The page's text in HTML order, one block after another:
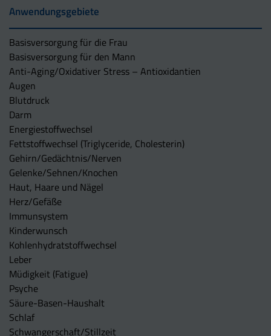
Anwendungsgebiete
Basisversorgung für die Frau
Basisversorgung für den Mann
Anti-Aging/Oxidativer Stress – Antioxidantien
Augen
Blutdruck
Darm
Energiestoffwechsel
Fettstoffwechsel (Triglyceride, Cholesterin)
Gehirn/Gedächtnis/Nerven
Gelenke/Sehnen/Knochen
Haut, Haare und Nägel
Herz/Gefäße
Immunsystem
Kinderwunsch
Kohlenhydratstoffwechsel
Leber
Müdigkeit (Fatigue)
Psyche
Säure-Basen-Haushalt
Schlaf
Schwangerschaft/Stillzeit